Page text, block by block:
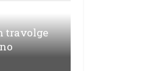
travolge